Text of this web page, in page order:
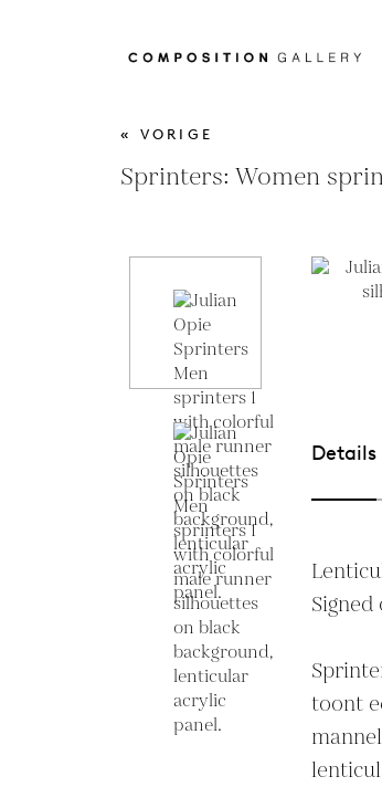
« VORIGE
Sprinters: Women
Details
toont